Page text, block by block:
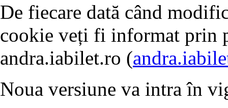
De fiecare dată când
cookie veți fi informat prin
andra.iabilet.ro (
Noua versiune va intra în